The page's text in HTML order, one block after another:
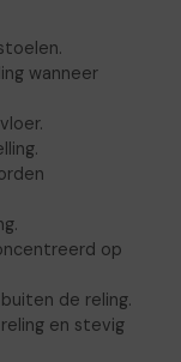
wanneer
op
de reling.
en stevig